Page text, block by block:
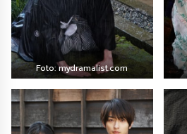
Foto: mydramalist.com